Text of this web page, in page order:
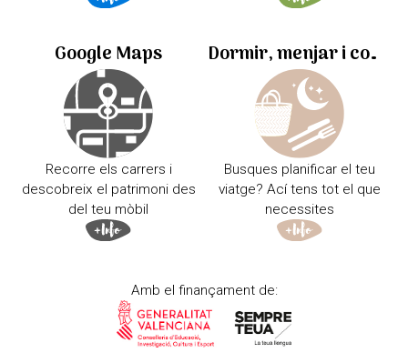
Google Maps
Recorre els carrers i
descobreix el patrimoni des
del teu mòbil
Dormir, menjar i comprar
Busques planificar el teu
viatge? Ací tens tot el que
necessites
Amb el finançament de: